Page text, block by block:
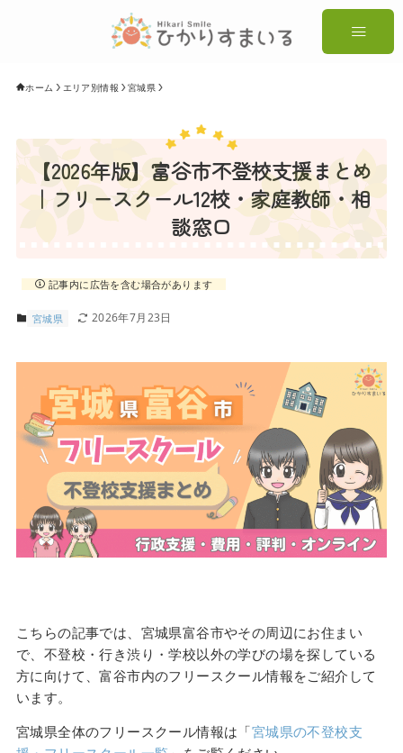
ホーム エリア別情報 宮城県
【2026年版】富谷市不登校支援まとめ
｜フリースクール12校・家庭教師・相
談窓口
記事内に広告を含む場合があります
宮城県 2026年7月23日
こちらの記事では、宮城県富谷市やその周辺にお住まい
で、不登校・行き渋り・学校以外の学びの場を探している
方に向けて、富谷市内のフリースクール情報をご紹介して
います。
宮城県全体のフリースクール情報は「宮城県の不登校支